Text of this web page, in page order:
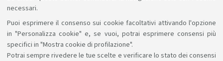
necessari.
Puoi esprimere il consenso sui cookie facoltativi attivando l'opzione
in "Personalizza cookie" e, se vuoi, potrai esprimere consensi più
specifici in "Mostra cookie di profilazione".
Potrai sempre rivedere le tue scelte e verificare lo stato dei consensi
Sosteniamo il diritto alla conoscenza
Seguici su: